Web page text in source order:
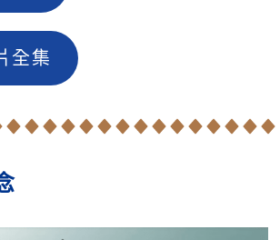
全集